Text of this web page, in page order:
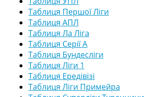
Таблиця Першої Ліги
Таблиця АПЛ
Таблиця Ла Ліга
Таблиця Серії А
Таблиця Бундесліги
Таблиця Ліги 1
Таблиця Ередівізі
Таблиця Ліги Примейра